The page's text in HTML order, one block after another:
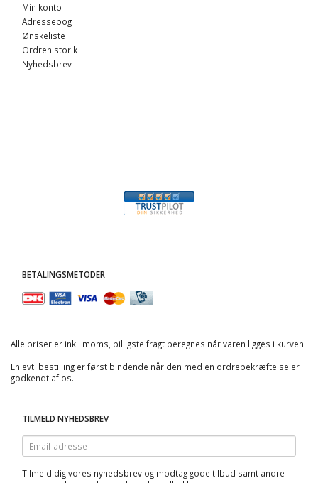
Min konto
Adressebog
Ønskeliste
Ordrehistorik
Nyhedsbrev
BETALINGSMETODER
Alle priser er inkl. moms, billigste fragt beregnes når varen ligges i kurven.
En evt. bestilling er først bindende når den med en ordrebekræftelse er
godkendt af os.
TILMELD NYHEDSBREV
Email-
adresse
Tilmeld dig vores nyhedsbrev og modtag gode tilbud samt andre